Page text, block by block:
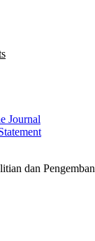
Journal
dan